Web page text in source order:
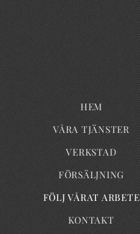
HEM
VÅRA TJÄNSTER
VERKSTAD
FÖRSÄLJNING
FÖLJ VÅRAT ARBETE
KONTAKT